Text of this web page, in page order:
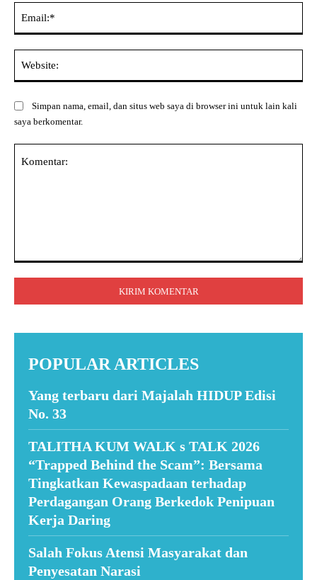
Simpan nama, email, dan situs web saya di browser ini untuk lain kali
saya berkomentar.
POPULAR ARTICLES
Yang terbaru dari Majalah HIDUP Edisi
No. 33
TALITHA KUM WALK s TALK 2026
“Trapped Behind the Scam”: Bersama
Tingkatkan Kewaspadaan terhadap
Perdagangan Orang Berkedok Penipuan
Kerja Daring
Salah Fokus Atensi Masyarakat dan
Penyesatan Narasi